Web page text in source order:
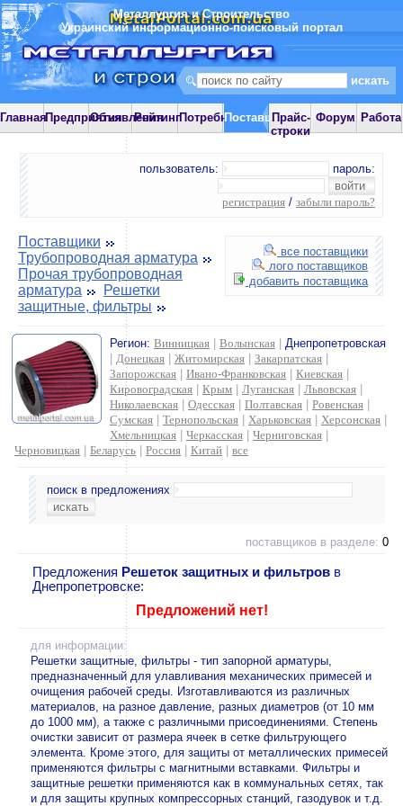
Металлургия и Строительство
Украинский информационно-поисковый портал
ГлавнаяПредприятияОбъявления
РейтингПотребностиПоставщики
Прайс-
строки
Форум Работа
пользователь: пароль:
регистрация / забыли пароль?
все поставщики
лого поставщиков
добавить поставщика
Поставщики
Трубопроводная арматура
Прочая трубопроводная
арматура
Решетки
защитные, фильтры
Регион: Винницкая Волынская
Днепропетровская
Донецкая Житомирская Закарпатская
Запорожская
Ивано-Франковская Киевская
Кировоградская
Крым Луганская Львовская
Николаевская
Одесская Полтавская Ровенская
Сумская
Тернопольская Харьковская Херсонская
Хмельницкая
Черкасская Черниговская
Черновицкая
Беларусь Россия Китай все
поиск в предложениях
поставщиков в разделе: 0
Предложения Решеток защитных и фильтров в
Днепропетровске:
Предложений нет!
для информации:
Решетки защитные, фильтры - тип запорной арматуры,
предназначенный для улавливания механических примесей и
очищения рабочей среды. Изготавливаются из различных
материалов, на разное давление, разных диаметров (от 10 мм
до 1000 мм), а также с различными присоединениями. Степень
очистки зависит от размера ячеек в сетке фильтрующего
элемента. Кроме этого, для защиты от металлических примесей
применяются фильтры с магнитными вставками. Фильтры и
защитные решетки применяются как в коммунальных сетях, так
и для защиты крупных компрессорных станций, газодувок и т.д.